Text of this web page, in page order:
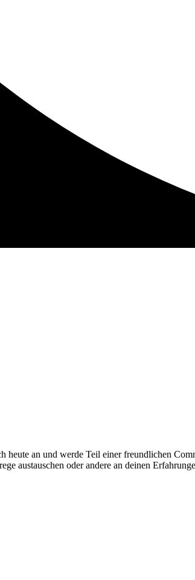
heute an und werde Teil einer freundlichen
austauschen oder andere an deinen